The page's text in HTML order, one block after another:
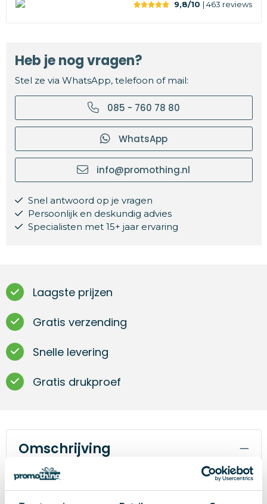
9,8/10 | 463 reviews
Heb je nog vragen?
Stel ze via WhatsApp, telefoon of mail:
085 - 760 78 80
WhatsApp
info@promothing.nl
Snel antwoord op je vragen
Persoonlijk en deskundig advies
Specialisten met 15+ jaar ervaring
Laagste prijzen
Gratis verzending
Snelle levering
Gratis drukproef
Omschrijving
Markeerstift van gerecycled ABS-plastic met dop.